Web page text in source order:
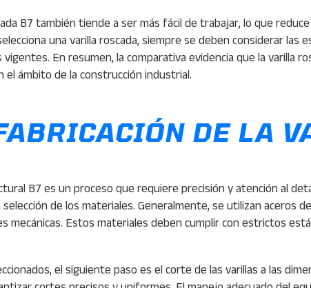
B7 también tiende a ser más fácil de trabajar, lo que
una varilla roscada, siempre se deben considerar las
En resumen, la comparativa evidencia que la varilla
ámbito de la construcción industrial.
DE LA
B7 es un proceso que requiere precisión y atención al
selección de los materiales. Generalmente, se utilizan aceros
mecánicas. Estos materiales deben cumplir con estrictos
el siguiente paso es el corte de las varillas a las